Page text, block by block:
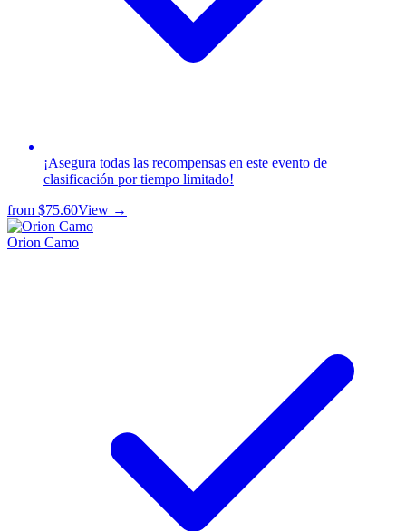
¡Asegura todas las recompensas en este evento de
clasificación por tiempo limitado!
from $75.60View →
Orion Camo